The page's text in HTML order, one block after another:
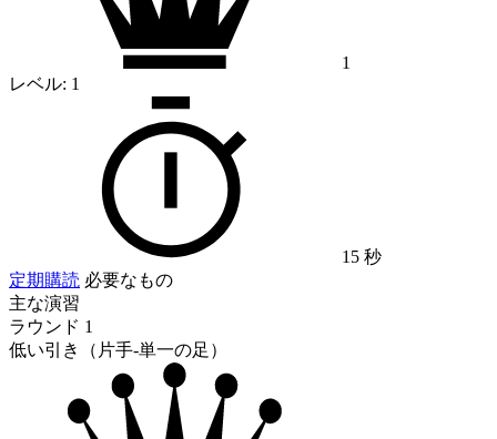
1
レベル: 1
15 秒
定期購読 必要なもの
主な演習
ラウンド 1
低い引き（片手-単一の足）